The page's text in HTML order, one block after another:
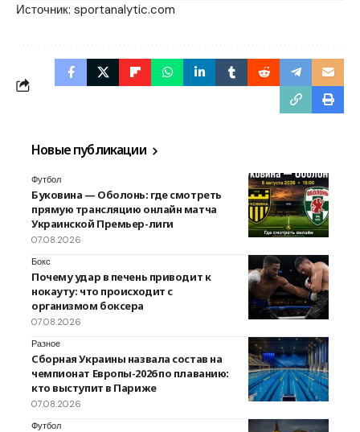
Источник: sportanalytic.com
Новые публикации
Футбол
Буковина — Оболонь: где смотреть
прямую трансляцию онлайн матча
Украинской Премьер-лиги
07.08.2026
Бокс
Почему удар в печень приводит к
нокауту: что происходит с
организмом боксера
07.08.2026
Разное
Сборная Украины назвала состав на
чемпионат Европы-2026 по плаванию:
кто выступит в Париже
07.08.2026
Футбол